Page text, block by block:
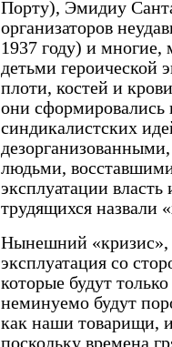
Порту), Эмидиу
организаторов
1937 году) и многие,
детьми героической
плоти, костей и
они сформировались
синдикалистских
людьми,
эксплуатации
трудящихся назвали
Нынешний «кризис»,
эксплуатация со
которые будут
неминуемо будут
как наши товарищи,
поскольку времена